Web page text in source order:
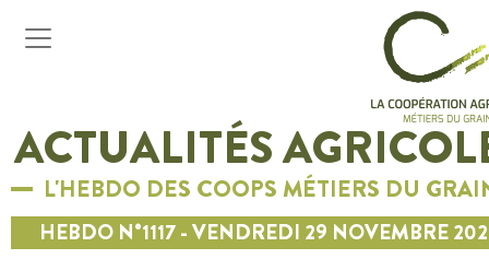
ACTUALITÉS
L'HEBDO DES COOPS MÉTIERS DU
HEBDO N°1117 - VENDREDI 29 NOVEMBRE